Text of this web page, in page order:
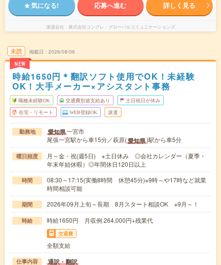
気になる! 応募へ進む 詳しく見る
派遣会社 株式会社コングレ・グローバルコミュニケーションズ
未読
NEW
掲載日 2026/08/06
時給1650円＊翻訳ソフト使用でOK！未経験
OK！大手メーカー×アシスタント事務
職種未経験OK 交通費別途支給あり 土日祝日が休み
在宅・リモート WEB登録OK 派遣
勤務地 愛知県一宮市
尾張一宮駅から車15分／萩原(愛知県)駅から車5分
曜日頻度
月～金・祝(週5日) ※土日休み ◎会社カレンダー（夏季・
年末年始休暇）◎年間休日120日以上
時間
08:30～17:15(実働8時間 休憩45分)※9時～や17時など就業
時間相談可能
期間 2026年09月上旬～長期 8月スタート相談OK ※9月～！
時給 時給1650円 月収例 264,000円+残業代
交通費
全額支給
仕事内容 通訳・翻訳